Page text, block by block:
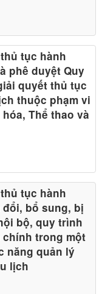
tục hành
phê duyệt Quy
quyết thủ tục
thuộc phạm vi
Thể thao và
tục hành
bổ sung, bị
bộ, quy trình
trong một
năng quản lý
lịch